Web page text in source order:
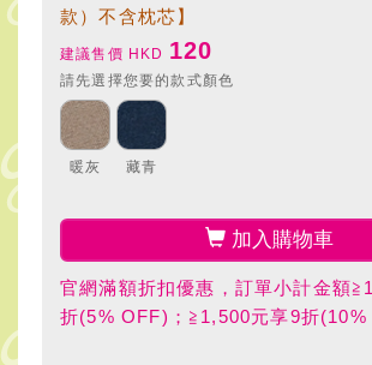
款）不含枕芯】
建議售價 HKD 120
請先選擇您要的款式顏色
暖灰 藏青
加入購物車
官網滿額折扣優惠，訂單小計金額
折(5% OFF)；≧1,500元享9折(10%